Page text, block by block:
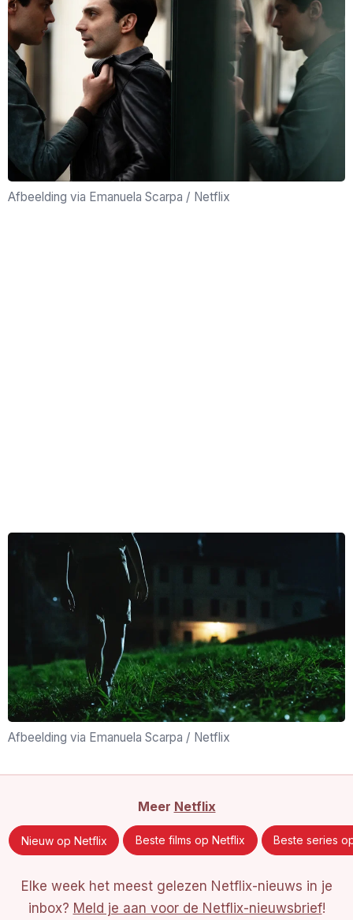
Afbeelding via Emanuela Scarpa / Netflix
Afbeelding via Emanuela Scarpa / Netflix
Meer Netflix
Nieuw op Netflix Beste films op Netflix Beste series
Elke week het meest gelezen Netflix-nieuws in je
inbox? Meld je aan voor de Netflix-nieuwsbrief!